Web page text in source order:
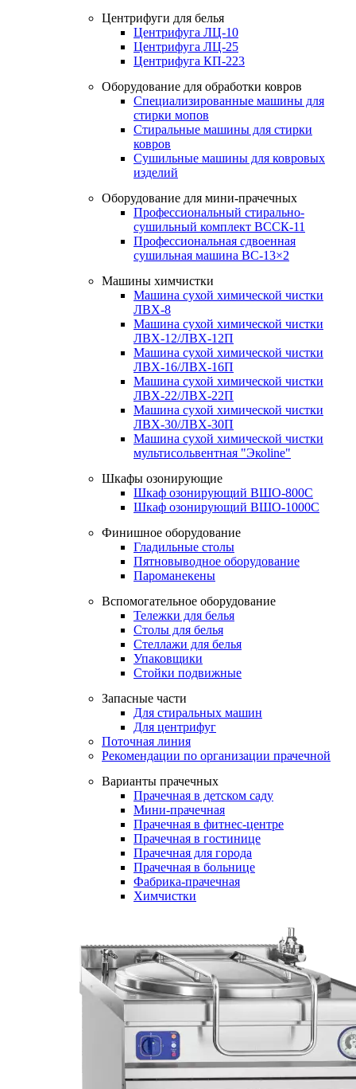
Центрифуги для белья
Центрифуга ЛЦ-10
Центрифуга ЛЦ-25
Центрифуга КП-223
Оборудование для обработки ковров
Специализированные машины для
стирки мопов
Стиральные машины для стирки
ковров
Сушильные машины для ковровых
изделий
Оборудование для мини-прачечных
Профессиональный стирально-
сушильный комплект ВССК-11
Профессиональная сдвоенная
сушильная машина ВС-13×2
Машины химчистки
Машина сухой химической чистки
ЛВХ-8
Машина сухой химической чистки
ЛВХ-12/ЛВХ-12П
Машина сухой химической чистки
ЛВХ-16/ЛВХ-16П
Машина сухой химической чистки
ЛВХ-22/ЛВХ-22П
Машина сухой химической чистки
ЛВХ-30/ЛВХ-30П
Машина сухой химической чистки
мультисольвентная "Экоline"
Шкафы озонирующие
Шкаф озонирующий ВШО-800С
Шкаф озонирующий ВШО-1000С
Финишное оборудование
Гладильные столы
Пятновыводное оборудование
Пароманекены
Вспомогательное оборудование
Тележки для белья
Столы для белья
Стеллажи для белья
Упаковщики
Стойки подвижные
Запасные части
Для стиральных машин
Для центрифуг
Поточная линия
Рекомендации по организации прачечной
Варианты прачечных
Прачечная в детском саду
Мини-прачечная
Прачечная в фитнес-центре
Прачечная в гостинице
Прачечная для города
Прачечная в больнице
Фабрика-прачечная
Химчистки